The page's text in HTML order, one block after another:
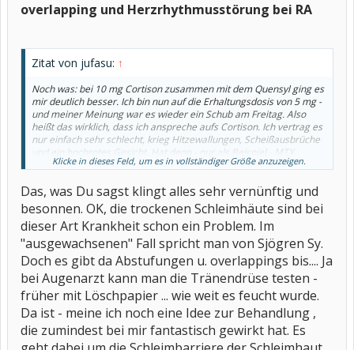
overlapping und Herzrhythmusstörung bei RA
Zitat von jufasu: ↑
Noch was: bei 10 mg Cortison zusammen mit dem Quensyl ging es
mir deutlich besser. Ich bin nun auf die Erhaltungsdosis von 5 mg -
und meiner Meinung war es wieder ein Schub am Freitag. Also
heißt das wirklich, dass ich anspreche aufs Cortison. Ich vertrag es
nur einfach sehr schlecht, krieg Hitzewallungen, Scheißausbrüche
und ein hochrotes Gesicht. Hat denn - nur als Beispiel - MTX
deutlich stärkere Nebenwirkungen? Es gibt ja auch noch viele
aber nichts genaues darüber.
Klicke in dieses Feld, um es in vollständiger Größe anzuzeigen.
Das, was Du sagst klingt alles sehr vernünftig und
besonnen. OK, die trockenen Schleimhäute sind bei
dieser Art Krankheit schon ein Problem. Im
"ausgewachsenen" Fall spricht man von Sjögren Sy.
Doch es gibt da Abstufungen u. overlappings bis.... Ja
bei Augenarzt kann man die Tränendrüse testen -
früher mit Löschpapier ... wie weit es feucht wurde.
Da ist - meine ich noch eine Idee zur Behandlung ,
die zumindest bei mir fantastisch gewirkt hat. Es